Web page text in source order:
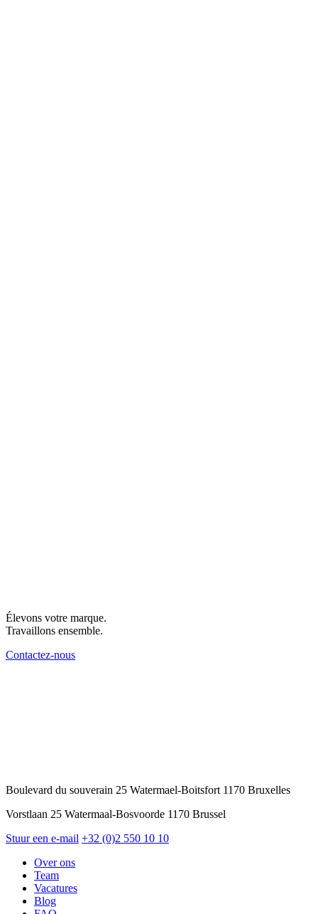
Élevons votre marque.
Travaillons ensemble.
Contactez-nous
Boulevard du souverain 25 Watermael-Boitsfort 1170 Bruxelles
Vorstlaan 25 Watermaal-Bosvoorde 1170 Brussel
Stuur een e-mail +32 (0)2 550 10 10
Over ons
Team
Vacatures
Blog